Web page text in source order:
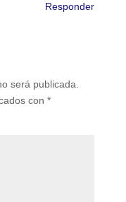
Responder
será publicada.
con *